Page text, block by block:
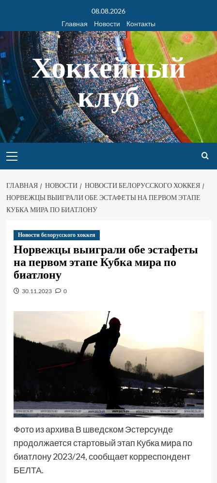
08.08.2026
Главная
Новости Контакты
Хоккейный
клуб
ГЛАВНАЯ НОВОСТИ
НОВОСТИ БЕЛОРУССКОГО ХОККЕЯ
НОРВЕЖЦЫ ВЫИГРАЛИ ОБЕ ЭСТАФЕТЫ НА ПЕРВОМ ЭТАПЕ
КУБКА МИРА ПО БИАТЛОНУ
Новости белорусского хоккея
Норвежцы выиграли обе эстафеты
на первом этапе Кубка мира по
биатлону
30.11.2023 0
Фото из архива В шведском Эстерсунде
продолжается стартовый этап Кубка мира по
биатлону 2023/24, сообщает корреспондент
БЕЛТА.